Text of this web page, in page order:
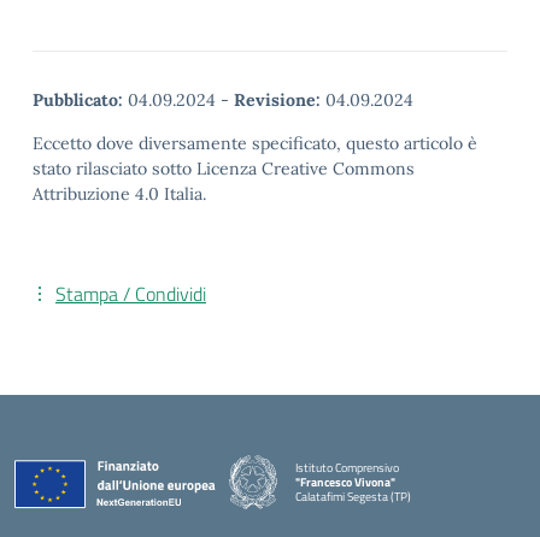
Pubblicato: 04.09.2024 - Revisione: 04.09.2024
Eccetto dove diversamente specificato, questo articolo è
stato rilasciato sotto Licenza Creative Commons
Attribuzione 4.0 Italia.
Stampa / Condividi
Istituto Comprensivo
"Francesco Vivona"
Calatafimi Segesta (TP)
— Visita la pagina iniziale della scuola